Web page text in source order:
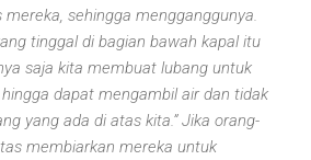
sehingga mengganggunya.
tinggal di bagian bawah kapal itu
saja kita membuat lubang untuk
dapat mengambil air dan tidak
yang ada di atas kita.” Jika orang-
membiarkan mereka untuk